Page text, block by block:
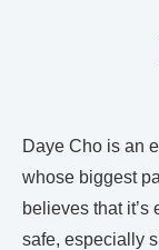
Daye Cho is an
whose biggest
believes that
safe, especially